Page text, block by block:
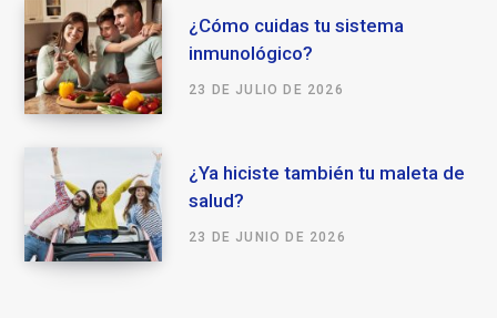
¿Cómo cuidas tu sistema
inmunológico?
23 DE JULIO DE 2026
¿Ya hiciste también tu maleta de
salud?
23 DE JUNIO DE 2026